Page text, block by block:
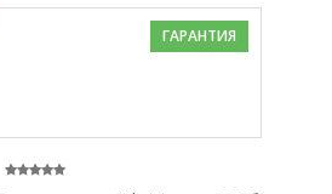
ГАРАНТИЯ